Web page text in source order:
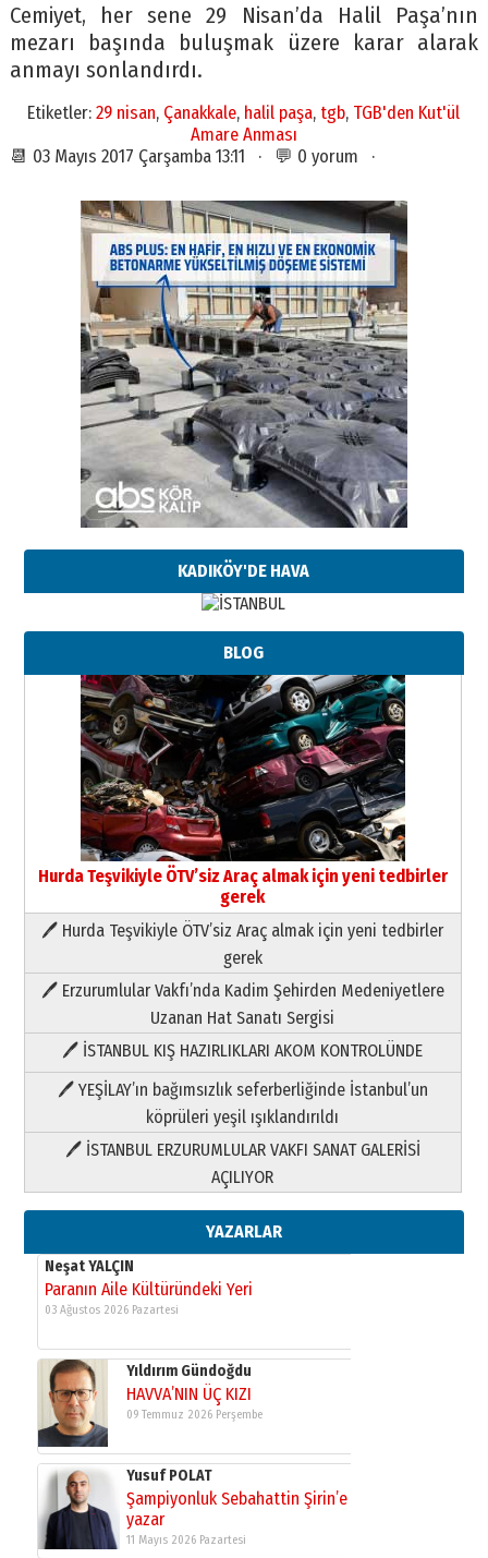
Cemiyet, her sene 29 Nisan’da Halil Paşa’nın
mezarı başında buluşmak üzere karar alarak
anmayı sonlandırdı.
Etiketler:29 nisan, Çanakkale, halil paşa, tgb, TGB'den Kut'ül
Amare Anması
📆 03 Mayıs 2017 Çarşamba 13:11 · 💬 0 yorum ·
KADIKÖY'DE HAVA
BLOG
Hurda Teşvikiyle ÖTV’siz Araç almak için yeni tedbirler
gerek
🖊 Hurda Teşvikiyle ÖTV’siz Araç almak için yeni tedbirler
gerek
🖊 Erzurumlular Vakfı’nda Kadim Şehirden Medeniyetlere
Uzanan Hat Sanatı Sergisi
🖊 İSTANBUL KIŞ HAZIRLIKLARI AKOM KONTROLÜNDE
🖊 YEŞİLAY’ın bağımsızlık seferberliğinde İstanbul’un
köprüleri yeşil ışıklandırıldı
🖊 İSTANBUL ERZURUMLULAR VAKFI SANAT GALERİSİ
AÇILIYOR
YAZARLAR
Paranın Aile Kültüründeki Yeri
03 Ağustos 2026 Pazartesi
Yıldırım Gündoğdu
HAVVA’NIN ÜÇ KIZI
09 Temmuz 2026 Perşembe
Yusuf POLAT
Şampiyonluk Sebahattin Şirin’e
yazar
11 Mayıs 2026 Pazartesi
Neşat YALÇIN
Paranın Aile Kültüründeki Yeri
03 Ağustos 2026 Pazartesi
Yıldırım Gündoğdu
HAVVA’NIN ÜÇ KIZI
09 Temmuz 2026 Perşembe
Yusuf POLAT
Şampiyonluk Sebahattin Şirin’e
yazar
11 Mayıs 2026 Pazartesi